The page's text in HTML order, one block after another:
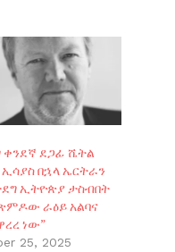
ቀንደኛ ደጋፊ ሼትል
በኋላ ኤርትራን
ኢትዮጵያ ታስብበት
ራዕይ አልባና
ነው”
25, 2025